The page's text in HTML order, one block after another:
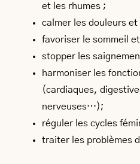
et les rhumes ;
calmer les douleurs et
favoriser le sommeil
stopper les
harmoniser les
(cardiaques,
nerveuses…);
réguler les cycles
traiter les problèmes